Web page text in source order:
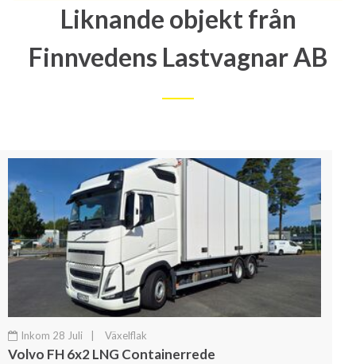
Liknande objekt från
Finnvedens Lastvagnar AB
Inkom 28 Juli Växelflak
Volvo FH 6x2 LNG Containerrede